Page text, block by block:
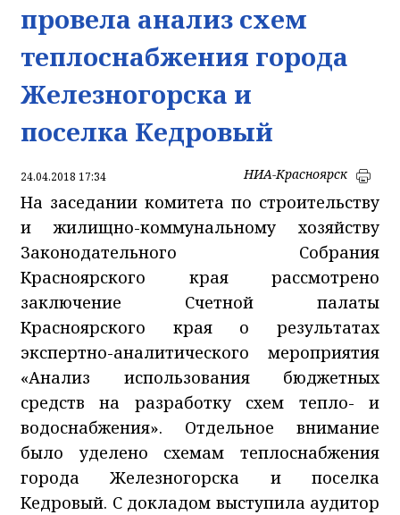
провела анализ схем
теплоснабжения города
Железногорска и
поселка Кедровый
24.04.2018 17:34 НИА-Красноярск
На заседании комитета по строительству
и жилищно-коммунальному хозяйству
Законодательного Собрания
Красноярского края рассмотрено
заключение Счетной палаты
Красноярского края о результатах
экспертно-аналитического мероприятия
«Анализ использования бюджетных
средств на разработку схем тепло- и
водоснабжения». Отдельное внимание
было уделено схемам теплоснабжения
города Железногорска и поселка
Кедровый. С докладом выступила аудитор